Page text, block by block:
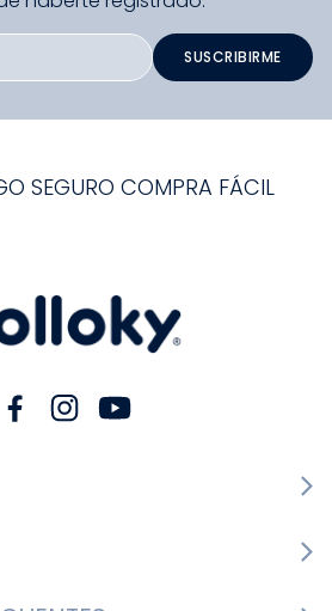
SUSCRIBIRME
SEGURO COMPRA FÁCIL